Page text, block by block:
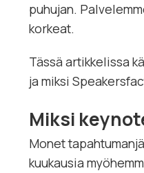
puhujan.
korkeat.
Tässä artikkelissa
ja miksi
Miksi
Monet
kuukausia